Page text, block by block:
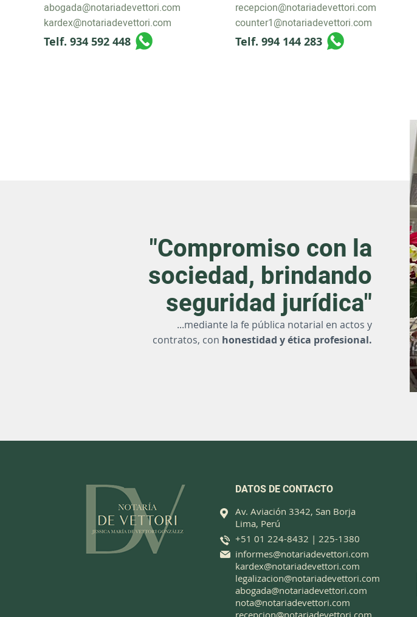
abogada@notariadevettori.com
kardex@notariadevettori.com
Telf. 934 592 448
recepcion@notariadevettori.com
counter1@notariadevettori.com
Telf. 994 144 283
"Compromiso con la
sociedad, brindando
seguridad jurídica"
...mediante la fe pública notarial en actos y
contratos, con honestidad y ética profesional.
DATOS DE CONTACTO
Av. Aviación 3342, San Borja
Lima, Perú
+51 01 224-8432 | 225-1380
informes@notariadevettori.com
kardex@notariadevettori.com
legalizacion@notariadevettori.com
abogada@notariadevettori.com
nota@notariadevettori.com